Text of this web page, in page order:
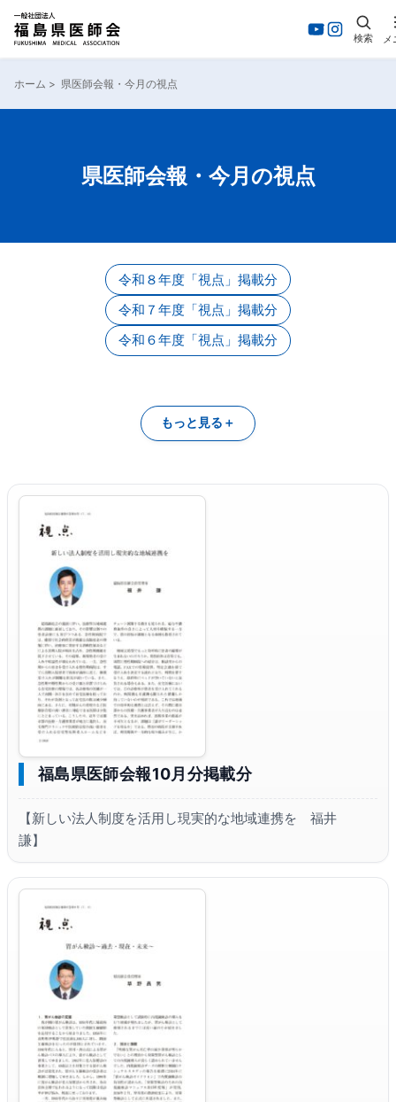
検索 メ
ホーム > 県医師会報・今月の視点
県医師会報・今月の視点
令和８年度「視点」掲載分
令和７年度「視点」掲載分
令和６年度「視点」掲載分
もっと見る
福島県医師会報10月分掲載分
【新しい法人制度を活用し現実的な地域連携を 福井
謙】